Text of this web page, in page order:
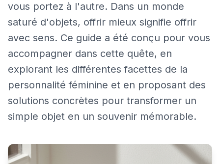
vous portez à l'autre. Dans un monde
saturé d'objets, offrir mieux signifie offrir
avec sens. Ce guide a été conçu pour vous
accompagner dans cette quête, en
explorant les différentes facettes de la
personnalité féminine et en proposant des
solutions concrètes pour transformer un
simple objet en un souvenir mémorable.